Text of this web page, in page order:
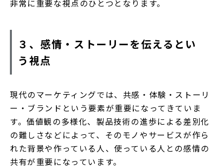
非常に重要な視点のひとつとなります。
３、感情・ストーリーを伝えるとい
う視点
現代のマーケティングでは、共感・体験・ストーリ
ー・ブランドという要素が重要になってきていま
す。価値観の多様化、製品技術の進歩による差別化
の難しさなどによって、そのモノやサービスが作ら
れた背景や作っている人、使っている人との感情の
共有が重要になっています。